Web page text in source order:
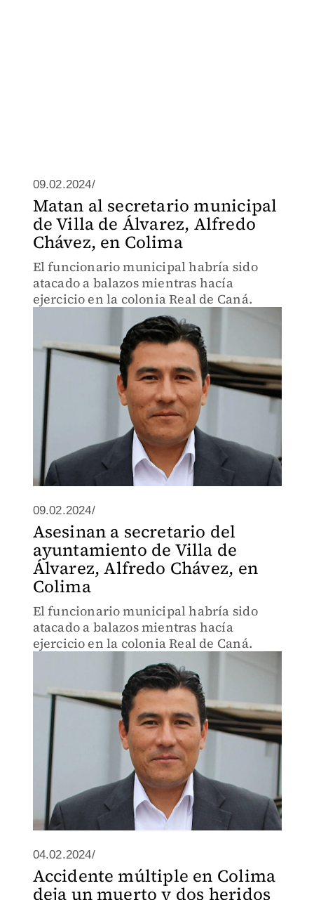
09.02.2024/
Matan al secretario municipal
de Villa de Álvarez, Alfredo
Chávez, en Colima
El funcionario municipal habría sido
atacado a balazos mientras hacía
ejercicio en la colonia Real de Caná.
09.02.2024/
Asesinan a secretario del
ayuntamiento de Villa de
Álvarez, Alfredo Chávez, en
Colima
El funcionario municipal habría sido
atacado a balazos mientras hacía
ejercicio en la colonia Real de Caná.
04.02.2024/
Accidente múltiple en Colima
deja un muerto y dos heridos